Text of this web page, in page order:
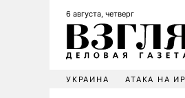
6 августа, четверг
УКРАИНА АТАКА НА